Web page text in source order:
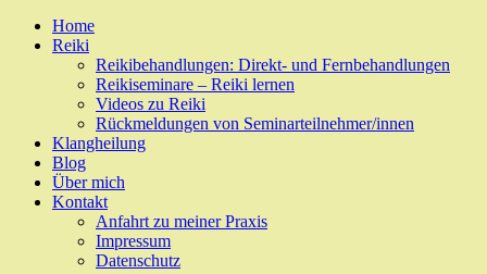
Skip
Home
Reiki
Reikibehandlungen: Direkt- und Fernbehandlungen
Reikiseminare – Reiki lernen
Videos zu Reiki
Rückmeldungen von Seminarteilnehmer/innen
Klangheilung
Blog
Über mich
Kontakt
Anfahrt zu meiner Praxis
Impressum
Datenschutz